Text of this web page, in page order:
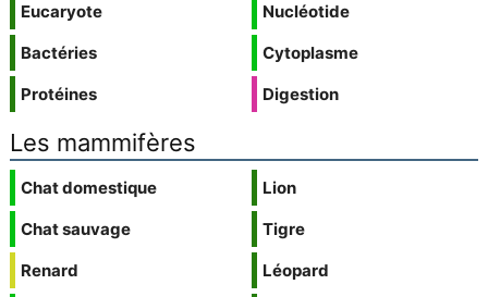
Eucaryote
Bactéries
Protéines
Nucléotide
Cytoplasme
Digestion
Les mammifères
Chat domestique
Chat sauvage
Renard
Lion
Tigre
Léopard